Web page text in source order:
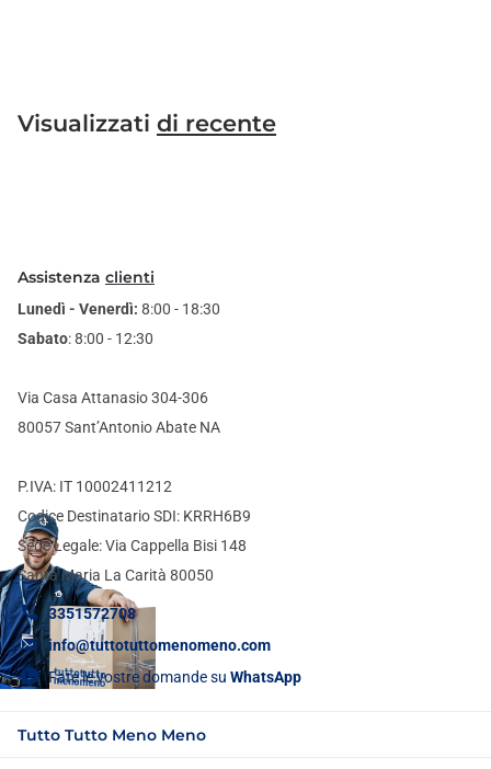
Visualizzati di recente
Assistenza clienti
Lunedì - Venerdì: 8:00 - 18:30
Sabato: 8:00 - 12:30
Via Casa Attanasio 304-306
80057 Sant’Antonio Abate NA
P.IVA: IT 10002411212
Codice Destinatario SDI: KRRH6B9
Sede Legale: Via Cappella Bisi 148
Santa Maria La Carità 80050
3351572708
info@tuttotuttomenomeno.com
Fate le vostre domande su WhatsApp
Tutto Tutto Meno Meno